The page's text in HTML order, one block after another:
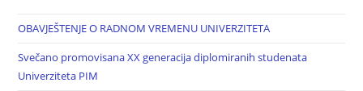
OBAVJEŠTENJE O RADNOM VREMENU UNIVERZITETA
Svečano promovisana XX generacija diplomiranih studenata
Univerziteta PIM